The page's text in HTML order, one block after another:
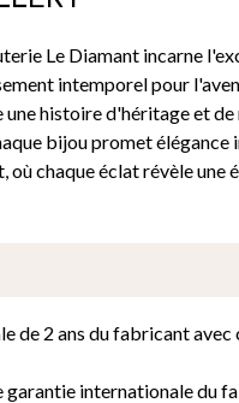
Le Diamant incarne
intemporel pour
une histoire d'héritage et
bijou promet élégance
où chaque éclat révèle une
de 2 ans du fabricant
garantie internationale du